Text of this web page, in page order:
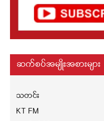
ဆက်စပ်အမျိုးအစားများ
သတင်း
KT FM